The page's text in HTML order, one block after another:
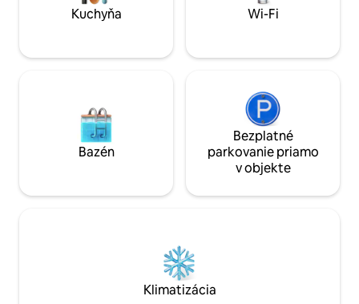
Kuchyňa Wi-Fi
Bazén
Bezplatné
parkovanie priamo
v objekte
Klimatizácia